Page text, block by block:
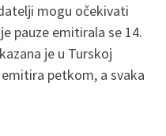
mogu očekivati
pauze emitirala se 14.
je u Turskoj
petkom, a svaka